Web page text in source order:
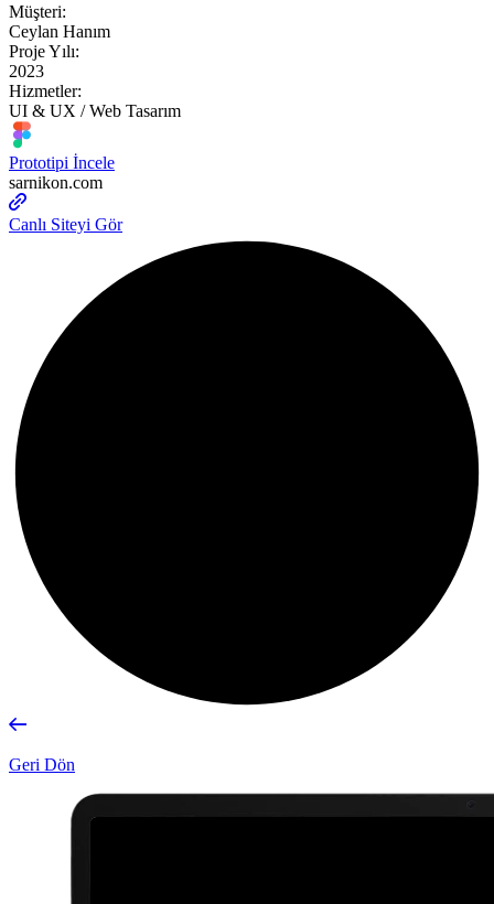
Müşteri:
Ceylan Hanım
Proje Yılı:
2023
Hizmetler:
UI & UX / Web Tasarım
Prototipi İncele
sarnikon.com
Canlı Siteyi Gör
Geri Dön